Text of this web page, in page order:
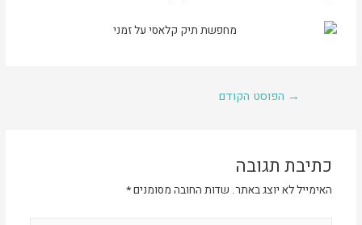
→ הפוסט הקודם
כתיבת תגובה
האימייל לא יוצג באתר. שדות החובה מסומנים*